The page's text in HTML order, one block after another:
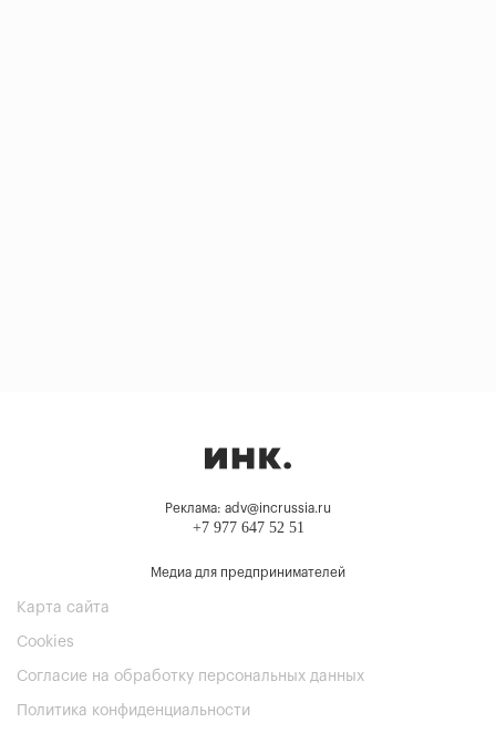
Реклама: adv@incrussia.ru
+7 977 647 52 51
Медиа для предпринимателей
Карта сайта
Cookies
Согласие на обработку персональных данных
Политика конфиденциальности